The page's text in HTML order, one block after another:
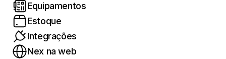
Equipamentos
Estoque
Integrações
Nex na web